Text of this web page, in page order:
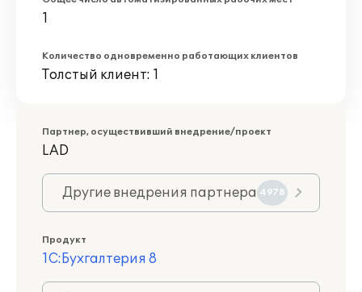
1
Количество одновременно работающих клиентов
Толстый клиент: 1
Партнер, осуществивший внедрение/проект
LAD
Другие внедрения партнера 4978
Продукт
1С:Бухгалтерия 8